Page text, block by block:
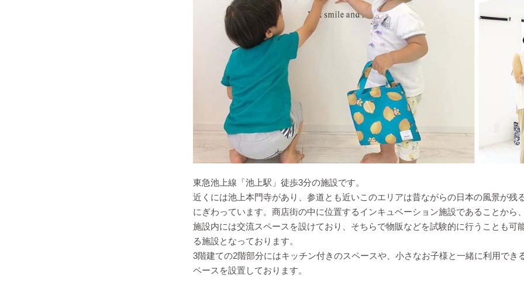
東急池上線「池上駅」徒歩3分の施設です。
近くには池上本門寺があり、参道とも近いこのエリアは昔ながらの日本の風景が
にぎわっています。商店街の中に位置するインキュベーション施設であることから
施設内には交流スペースを設けており、そちらで物販などを試験的に行うことも
る施設となっております。
3階建ての2階部分にはキッチン付きのスペースや、小さなお子様と一緒に利用で
ペースを設置しております。